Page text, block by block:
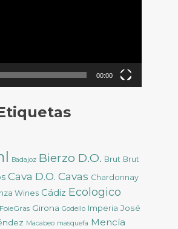
00:00
Badajoz Bierzo D.O. Brut Brut
Cava D.O. Cavas Chardonnay
Wines Cádiz Ecologico
FoieGras Girona Godello Imperia José
Macabeo masquefa Mencía